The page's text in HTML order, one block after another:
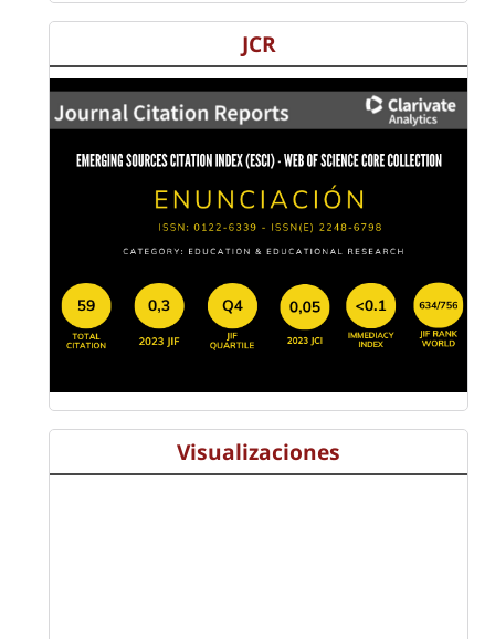
JCR
Visualizaciones